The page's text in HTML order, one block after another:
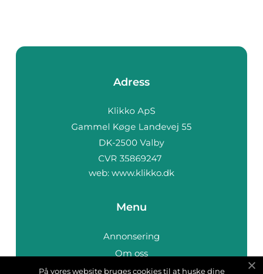
Adress
web: www.klikko.dk
Menu
Annonsering
Om oss
Cookies
På vores website bruges cookies til at huske dine